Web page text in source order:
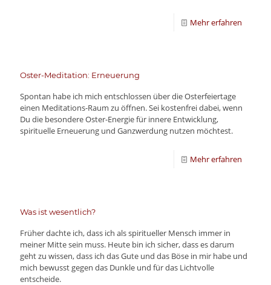
Mehr erfahren
Oster-Meditation: Erneuerung
Spontan habe ich mich entschlossen über die Osterfeiertage
einen Meditations-Raum zu öffnen. Sei kostenfrei dabei, wenn
Du die besondere Oster-Energie für innere Entwicklung,
spirituelle Erneuerung und Ganzwerdung nutzen möchtest.
Mehr erfahren
Was ist wesentlich?
Früher dachte ich, dass ich als spiritueller Mensch immer in
meiner Mitte sein muss. Heute bin ich sicher, dass es darum
geht zu wissen, dass ich das Gute und das Böse in mir habe und
mich bewusst gegen das Dunkle und für das Lichtvolle
entscheide.